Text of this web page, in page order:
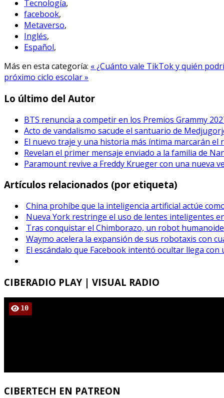
Tecnología,
facebook,
Metaverso,
Inglés,
Español,
Más en esta categoría: « ¿Cuánto vale TikTok y quién
próximo ciclo escolar »
Lo último del Autor
BTS renuncia a competir en los Premios Grammy
Acto de vandalismo sacude el santuario de
El nuevo traje y una historia más íntima marcarán el
Revelan el primer mensaje enviado a la familia de
Paramount revive a Freddy Krueger con una nueva
Artículos relacionados (por etiqueta)
China prohíbe que la inteligencia artificial actúe
Nueva York restringe el uso de lentes inteligentes
Tras conquistar el Chimborazo, un robot
Waymo acelera la expansión de sus robotaxis con
El escándalo que Facebook intentó ocultar llega
CIBERADIO PLAY | VISUAL RADIO
CIBERTECH EN PATREON